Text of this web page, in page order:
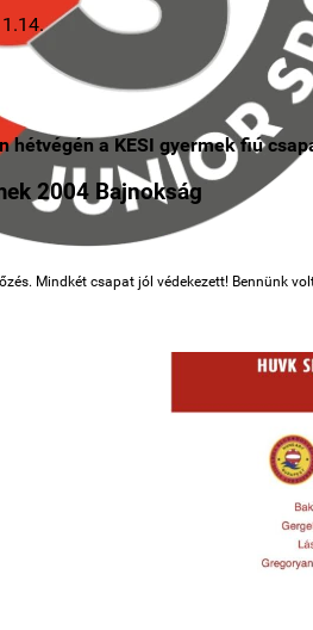
hétvégén a KESI gyermek fiú
2004 Bajnokság
Mindkét csapat jól védekezett! Bennünk